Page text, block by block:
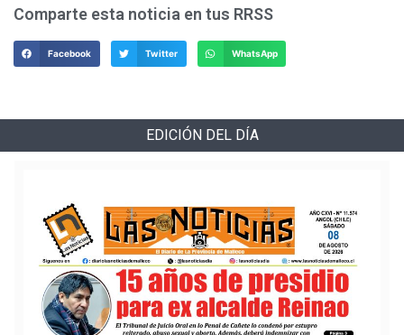
Comparte esta noticia en tus RRSS
Facebook Twitter WhatsApp
EDICIÓN DEL DÍA